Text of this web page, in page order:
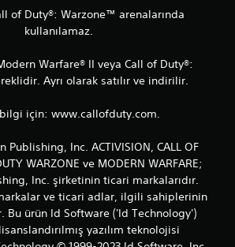
of Duty®: Warzone™ arenalarında
kullanılamaz.
Warfare® II veya Call of Duty®:
Ayrı olarak satılır ve indirilir.
bilgi için: www.callofduty.com.
Publishing, Inc. ACTIVISION, CALL OF
WARZONE ve MODERN WARFARE;
Inc. şirketinin ticari markalarıdır.
ve ticari adlar, ilgili sahiplerinin
Bu ürün Id Software ('Id Technology')
yazılım teknolojisi